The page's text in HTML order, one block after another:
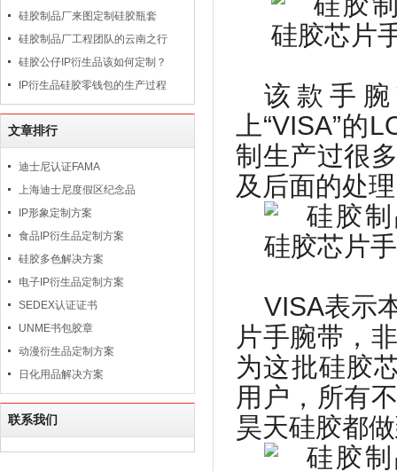
硅胶制品厂来图定制硅胶瓶套
硅胶制品厂工程团队的云南之行
硅胶公仔IP衍生品该如何定制？
IP衍生品硅胶零钱包的生产过程
文章排行
迪士尼认证FAMA
上海迪士尼度假区纪念品
IP形象定制方案
食品IP衍生品定制方案
硅胶多色解决方案
电子IP衍生品定制方案
SEDEX认证证书
UNME书包胶章
动漫衍生品定制方案
日化用品解决方案
联系我们
该款手
上“VISA”
制生产过很
及后面的处
VISA表示
片手腕带，
为这批硅胶
用户，所有
昊天硅胶都